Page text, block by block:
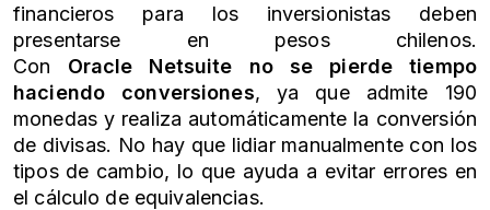
financieros para los inversionistas deben
presentarse en pesos chilenos.
Con
Oracle Netsuite
no se pierde tiempo
haciendo conversiones, ya que admite 190
monedas y realiza automáticamente la conversión
de divisas. No hay que lidiar manualmente con los
tipos de cambio, lo que ayuda a evitar errores en
el cálculo de equivalencias.